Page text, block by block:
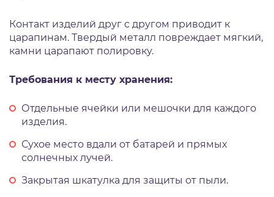
Контакт изделий друг с другом приводит к
царапинам. Твердый металл повреждает мягкий,
камни царапают полировку.
Требования к месту хранения:
Отдельные ячейки или мешочки для каждого
изделия.
Сухое место вдали от батарей и прямых
солнечных лучей.
Закрытая шкатулка для защиты от пыли.